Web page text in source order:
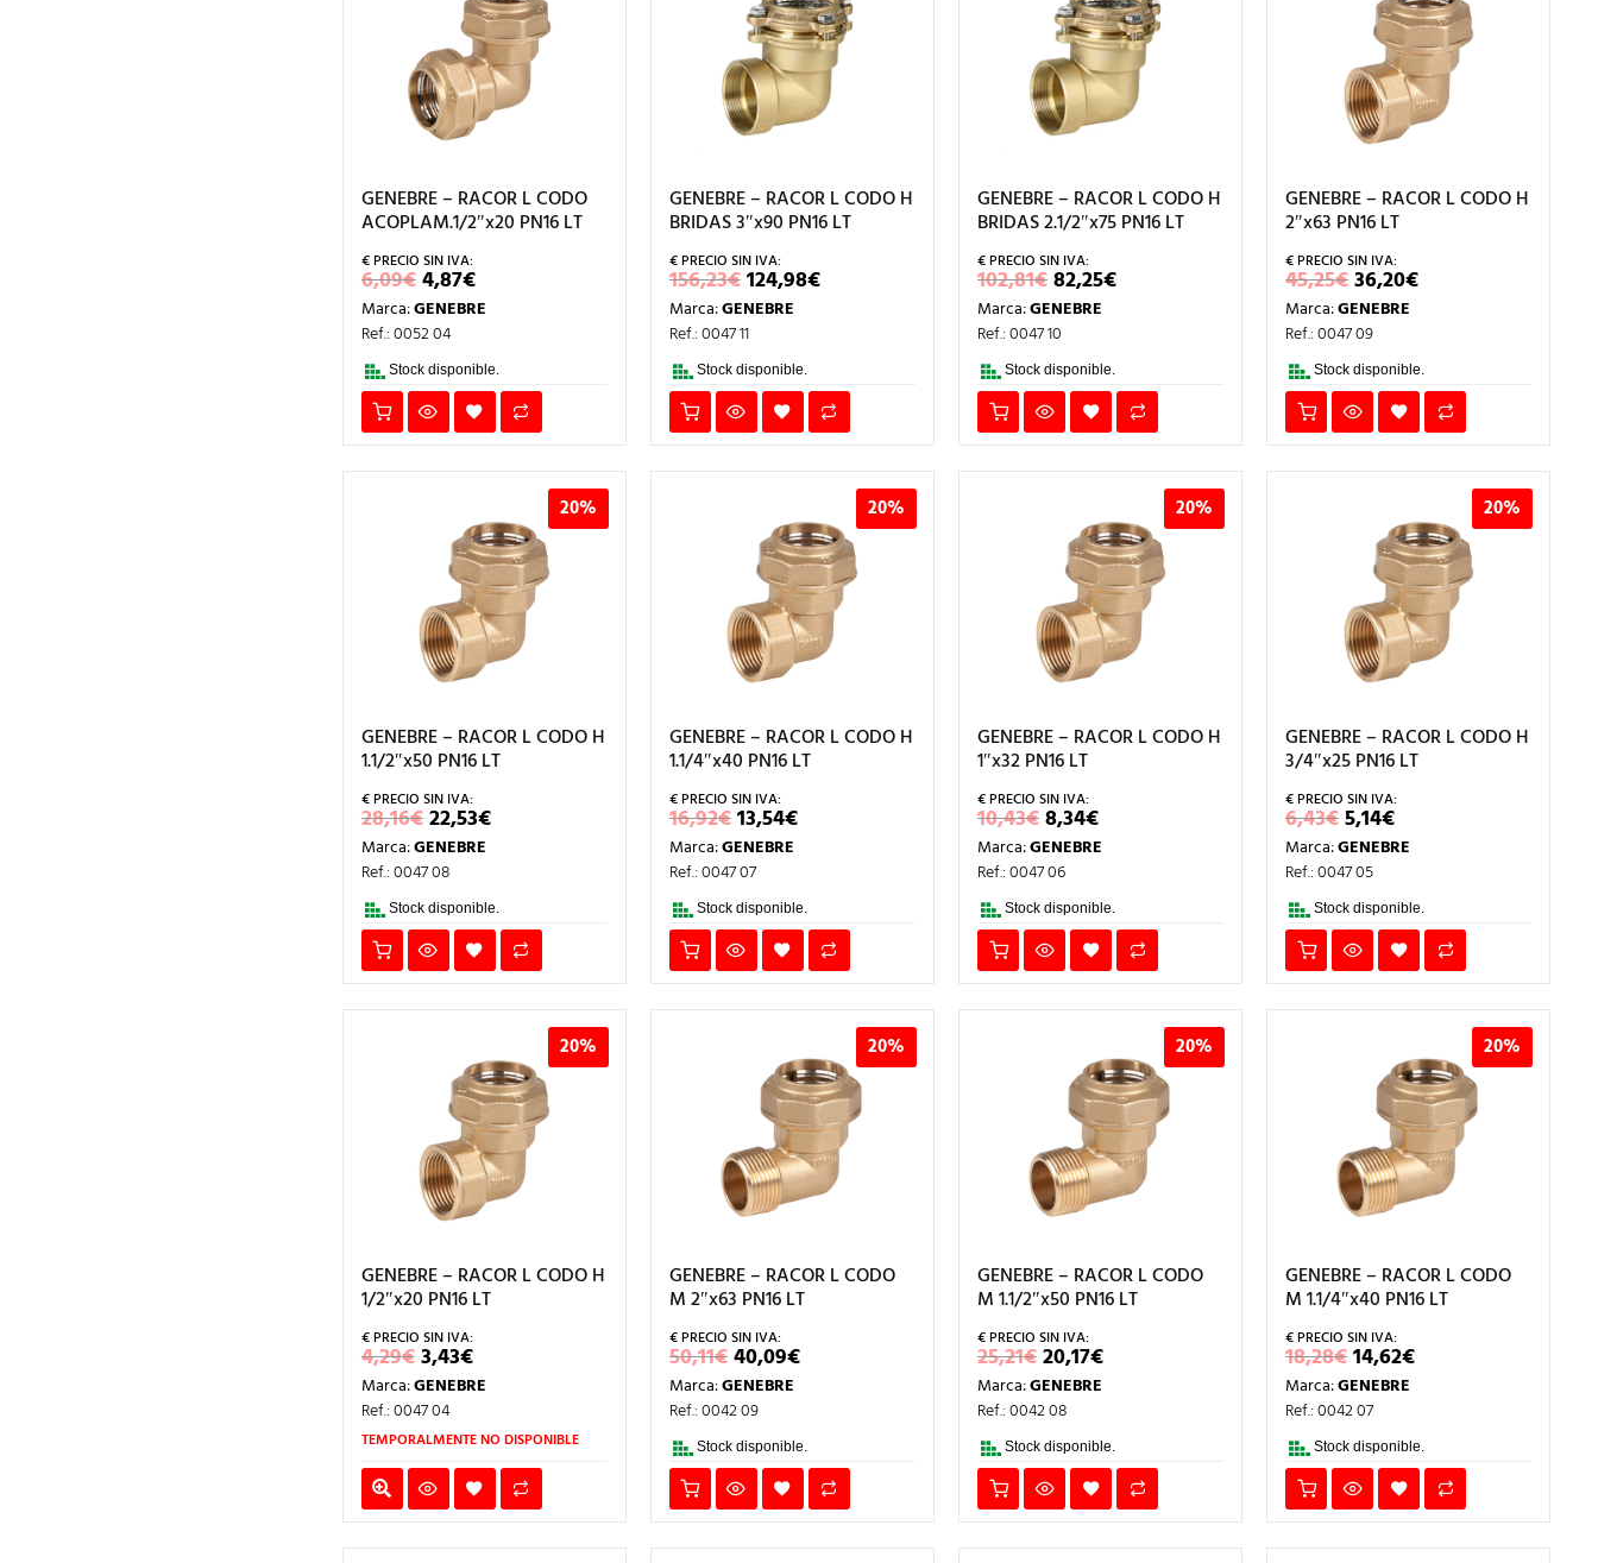
GENEBRE – RACOR L CODO
ACOPLAM.1/2″x20 PN16 LT
6,09€EL
PRECIO
ORIGINAL
ERA:
6,09€.
4,87€EL
PRECIO
ACTUAL
4,87€.
Marca:GENEBRE
Ref.: 0052 04
Stock disponible.
GENEBRE – RACOR L CODO H
BRIDAS 3″x90 PN16 LT
156,23€EL
PRECIO
ORIGINAL
ERA:
156,23€.
124,98€EL
PRECIO
Marca:GENEBRE
Ref.: 0047 11
Stock disponible.
GENEBRE – RACOR L CODO H
BRIDAS 2.1/2″x75 PN16 LT
102,81€EL
PRECIO
ORIGINAL
ERA:
102,81€.
82,25€EL
PRECIO
Marca:GENEBRE
Ref.: 0047 10
Stock disponible.
GENEBRE – RACOR L CODO H
2″x63 PN16 LT
45,25€EL
PRECIO
ORIGINAL
ERA:
45,25€.
36,20€EL
PRECIO
Marca:GENEBRE
Ref.: 0047 09
Stock disponible.
20%
GENEBRE – RACOR L CODO H
1.1/2″x50 PN16 LT
28,16€EL
PRECIO
ORIGINAL
ERA:
28,16€.
22,53€EL
PRECIO
Marca:GENEBRE
Ref.: 0047 08
Stock disponible.
20%
GENEBRE – RACOR L CODO H
1.1/4″x40 PN16 LT
16,92€EL
PRECIO
ORIGINAL
ERA:
16,92€.
13,54€EL
PRECIO
Marca:GENEBRE
Ref.: 0047 07
Stock disponible.
20%
GENEBRE – RACOR L CODO H
1″x32 PN16 LT
10,43€EL
PRECIO
ORIGINAL
ERA:
10,43€.
8,34€EL
PRECIO
ACTUAL
8,34€.
Marca:GENEBRE
Ref.: 0047 06
Stock disponible.
20%
GENEBRE – RACOR L CODO H
3/4″x25 PN16 LT
6,43€EL
PRECIO
ORIGINAL
ERA:
6,43€.
5,14€EL
PRECIO
ACTUAL
5,14€.
Marca:GENEBRE
Ref.: 0047 05
Stock disponible.
20%
GENEBRE – RACOR L CODO H
1/2″x20 PN16 LT
4,29€EL
PRECIO
ORIGINAL
ERA:
4,29€.
3,43€EL
PRECIO
ACTUAL
3,43€.
Marca:GENEBRE
Ref.: 0047 04
TEMPORALMENTE NO DISPONIBLE
20%
GENEBRE – RACOR L CODO
M 2″x63 PN16 LT
50,11€EL
PRECIO
ORIGINAL
ERA:
50,11€.
40,09€EL
PRECIO
Marca:GENEBRE
Ref.: 0042 09
Stock disponible.
20%
GENEBRE – RACOR L CODO
M 1.1/2″x50 PN16 LT
25,21€EL
PRECIO
ORIGINAL
ERA:
25,21€.
20,17€EL
PRECIO
Marca:GENEBRE
Ref.: 0042 08
Stock disponible.
20%
GENEBRE – RACOR L CODO
M 1.1/4″x40 PN16 LT
18,28€EL
PRECIO
ORIGINAL
ERA:
18,28€.
14,62€EL
PRECIO
Marca:GENEBRE
Ref.: 0042 07
Stock disponible.